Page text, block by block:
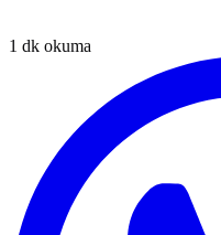
1 dk okuma